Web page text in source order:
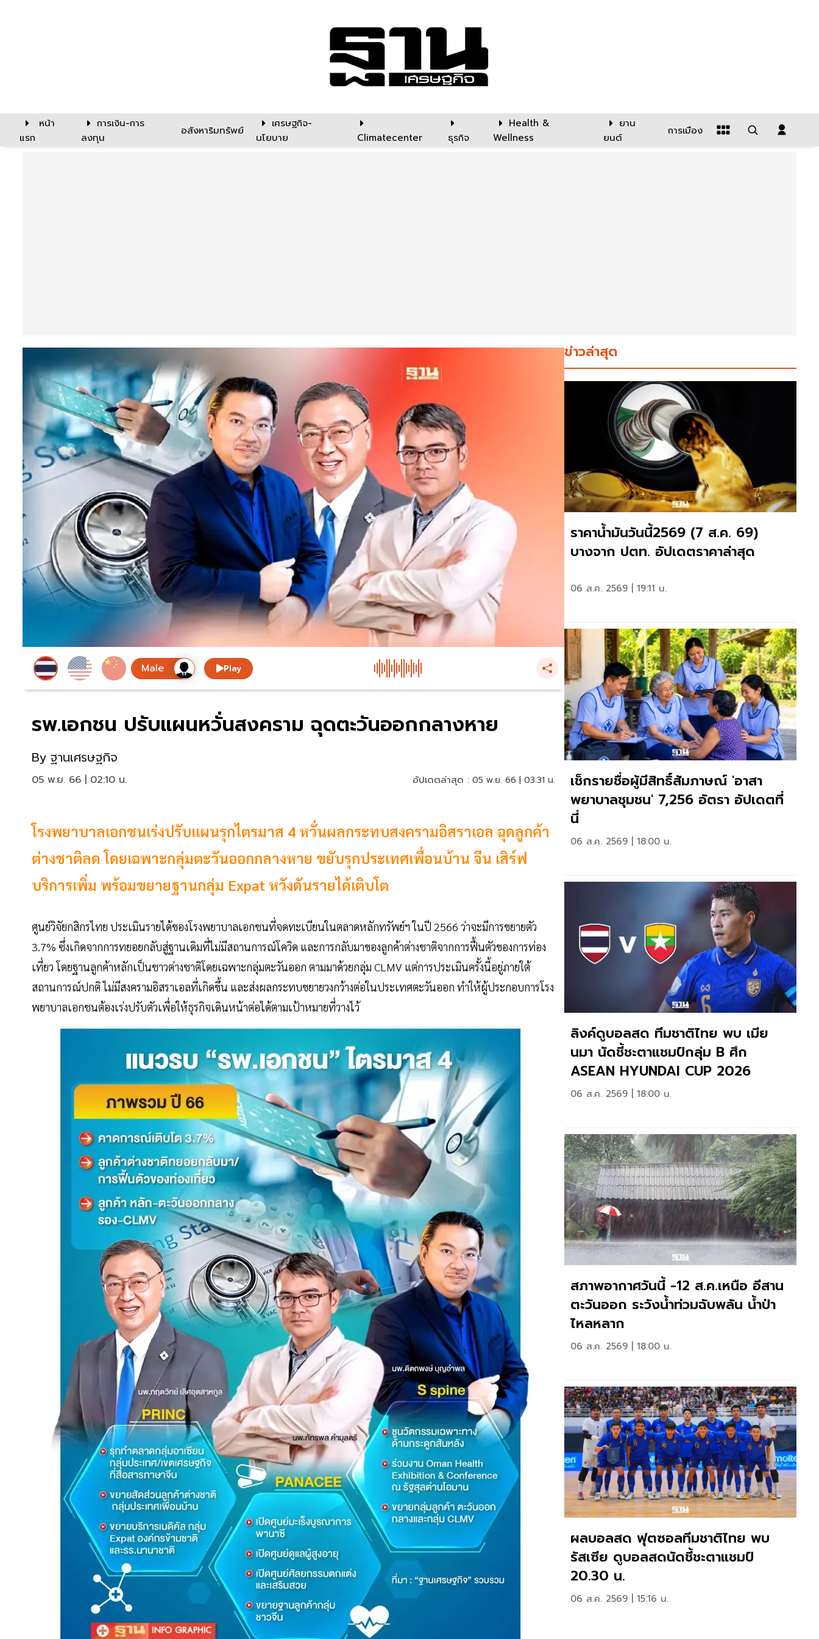
หน้า
แรก
การเงิน-การ
ลงทุน
อสังหาริมทรัพย์
เศรษฐกิจ-
นโยบาย
Climatecenter ธุรกิจ
Health &
Wellness
ยาน
ยนต์
การเมือง
Play
รพ.เอกชน ปรับแผนหวั่นสงคราม ฉุดตะวันออกกลางหาย
By ฐานเศรษฐกิจ
05 พ.ย. 66 | 02:10 น. อัปเดตล่าสุด : 05 พ.ย. 66 | 03:31 น.
โรงพยาบาลเอกชนเร่งปรับแผนรุกไตรมาส 4 หวั่นผลกระทบสงครามอิสราเอล ฉุดลูกค้า
ต่างชาติลด โดยเฉพาะกลุ่มตะวันออกกลางหาย ขยับรุกประเทศเพื่อนบ้าน จีน เสิร์ฟ
บริการเพิ่ม พร้อมขยายฐานกลุ่ม Expat หวังดันรายได้เติบโต
ศูนย์วิจัยกสิกรไทย ประเมินรายได้ของโรงพยาบาลเอกชนที่จดทะเบียนในตลาดหลักทรัพย์ฯ ในปี 2566 ว่าจะมีการขยายตัว
3.7% ซึ่งเกิดจากการทยอยกลับสู่ฐานเดิมที่ไม่มีสถานการณ์โควิด และการกลับมาของลูกค้าต่างชาติจากการฟื้นตัวของการท่อง
เที่ยว โดยฐานลูกค้าหลักเป็นชาวต่างชาติโดยเฉพาะกลุ่มตะวันออก ตามมาด้วยกลุ่ม CLMV แต่การประเมินครั้งนี้อยู่ภายใต้
สถานการณ์ปกติ ไม่มีสงครามอิสราเอลที่เกิดขึ้น และส่งผลกระทบขยายวงกว้างต่อในประเทศตะวันออก ทำให้ผู้ประกอบการโรง
พยาบาลเอกชนต้องเร่งปรับตัวเพื่อให้ธุรกิจเดินหน้าต่อได้ตามเป้าหมายที่วางไว้
ข่าวล่าสุด
ราคาน้ำมันวันนี้2569 (7 ส.ค. 69)
บางจาก ปตท. อัปเดตราคาล่าสุด
06 ส.ค. 2569 | 19:11 น.
เช็กรายชื่อผู้มีสิทธิ์สัมภาษณ์ 'อาสา
พยาบาลชุมชน' 7,256 อัตรา อัปเดตที่
นี่
06 ส.ค. 2569 | 18:00 น.
ลิงค์ดูบอลสด ทีมชาติไทย พบ เมีย
นมา นัดชี้ชะตาแชมป์กลุ่ม B ศึก
ASEAN HYUNDAI CUP 2026
06 ส.ค. 2569 | 18:00 น.
สภาพอากาศวันนี้ -12 ส.ค.เหนือ อีสาน
ตะวันออก ระวังน้ำท่วมฉับพลัน น้ำป่า
ไหลหลาก
06 ส.ค. 2569 | 18:00 น.
ผลบอลสด ฟุตซอลทีมชาติไทย พบ
รัสเซีย ดูบอลสดนัดชี้ชะตาแชมป์
20.30 น.
06 ส.ค. 2569 | 15:16 น.